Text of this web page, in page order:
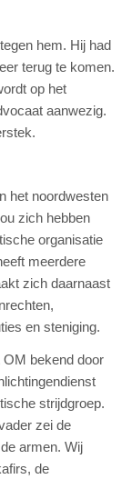
hem. Hij had
terug te komen.
op het
aanwezig.
het noordwesten
zich hebben
organisatie
meerdere
zich daarnaast
en steniging.
bekend door
strijdgroep.
zei de
armen. Wij
de